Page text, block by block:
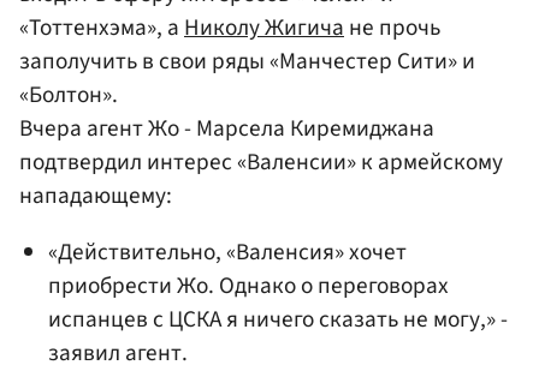
«Тоттенхэма», аНиколу Жигичане прочь
заполучить в свои ряды «Манчестер Сити» и
«Болтон».
Вчера агент Жо - Марсела Киремиджана
подтвердил интерес «Валенсии» к армейскому
нападающему:
«Действительно, «Валенсия» хочет
приобрести Жо. Однако о переговорах
испанцев с ЦСКА я ничего сказать не могу,» -
заявил агент.